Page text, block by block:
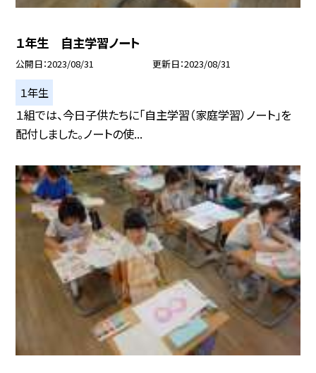
１年生 自主学習ノート
公開日 2023/08/31 更新日 2023/08/31
１年生
１組では、今日子供たちに「自主学習（家庭学習）ノート」を
配付しました。ノートの使...